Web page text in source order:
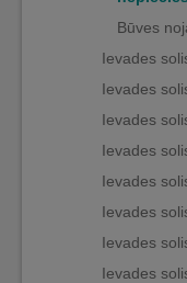
Būves
Ievades
Ievades
Ievades
Ievades
Ievades
Ievades
Ievades
Ievades